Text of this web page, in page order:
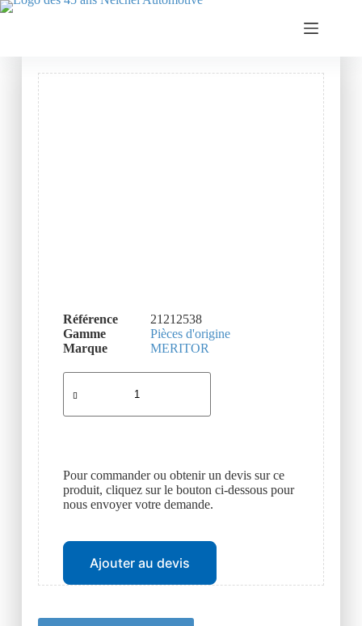
Référence
21212538
Gamme
Pièces d'origine
Marque
MERITOR
Pour commander ou obtenir un devis sur ce
produit, cliquez sur le bouton ci-dessous pour
nous envoyer votre demande.
Ajouter au devis